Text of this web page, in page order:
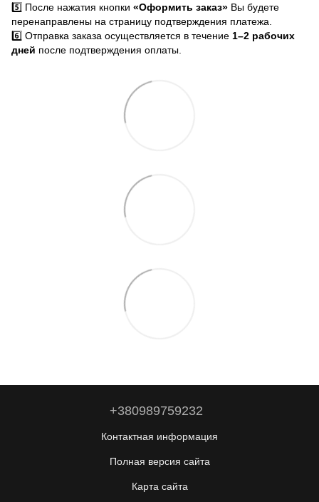
5️⃣ После нажатия кнопки «Оформить заказ» Вы будете
перенаправлены на страницу подтверждения платежа.
6️⃣ Отправка заказа осуществляется в течение 1–2 рабочих
дней после подтверждения оплаты.
+380989759232
Контактная информация
Полная версия сайта
Карта сайта